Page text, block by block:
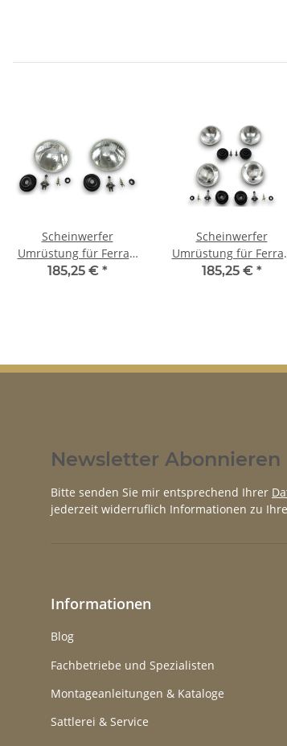
Scheinwerfer
Umrüstung für Ferrari
365 US-Modelle auf EU-
185,25 € *
Scheinwerfer
Umrüstung für
Testarossa US-Modelle
185,25 € *
Newsletter Abonnieren
Bitte senden Sie mir entsprechend Ihrer
jederzeit widerruflich Informationen zu
Informationen
Blog
Fachbetriebe und Spezialisten
Montageanleitungen & Kataloge
Sattlerei & Service